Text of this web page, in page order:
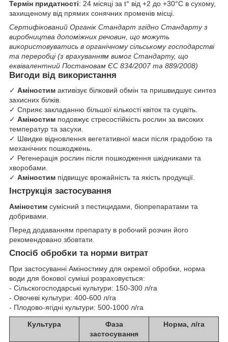
Термін придатності: 24 місяці за t° від +2 до +30°С в сухому,
захищеному від прямих сонячних променів місці.
Сертифікований Органік Стандарт згідно Стандарту з
виробництва допоміжних речовин, що можуть
використовуватись в органічному сільському господарстві
та переробці (з врахуванням вимог Стандарту, що
еквівалентний Постановам ЄС 834/2007 та 889/2008)
Вигоди від використання
✓ Аміностим активізує білковий обмін та пришвидшує синтез
захисних білків.
✓ Сприяє закладанню більшої кількості квіток та суцвіть.
✓ Аміностим подовжує стресостійкість рослин за високих
температур та засухи.
✓ Швидке відновлення вегетативної маси після градобою та
механічних пошкоджень.
✓ Регенерація рослин після пошкодження шкідниками та
хворобами.
✓ Аміностим підвищує врожайність та якість продукції.
Інструкція застосування
Аміностим сумісний з пестицидами, біопрепаратами та
добривами.
Перед додаванням препарату в робочий розчин його
рекомендовано збовтати.
Спосіб обробки та норми витрат
При застосуванні Аміностиму для окремої обробки, норма
води для бокової суміші розраховується:
- Cільскогосподарські культури: 150-300 л/га
- Овочеві культури: 400-600 л/га
- Плодово-ягідні культури: 500-1000 л/га
Культура
Фаза
застосування
Норма, л/га